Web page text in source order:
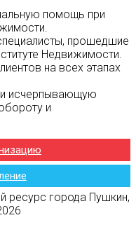
помощь при
прошедшие
Недвижимости.
на всех этапах
исчерпывающую
и
ресурс города Пушкин,